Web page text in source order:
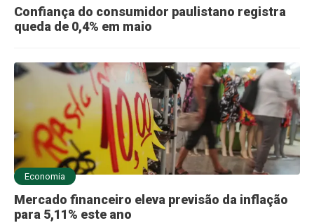
Confiança do consumidor paulistano registra
queda de 0,4% em maio
Economia
Mercado financeiro eleva previsão da inflação
para 5,11% este ano